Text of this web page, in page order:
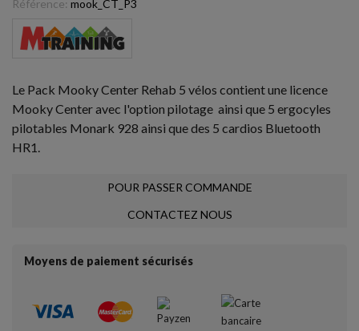
Référence: mook_CT_P3
Le Pack Mooky Center Rehab 5 vélos contient une licence
Mooky Center avec l'option pilotage ainsi que 5 ergocyles
pilotables Monark 928 ainsi que des 5 cardios Bluetooth
HR1.
POUR PASSER COMMANDE
CONTACTEZ NOUS
Moyens de paiement sécurisés